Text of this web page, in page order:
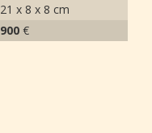
21 x 8 x 8 cm
900 €